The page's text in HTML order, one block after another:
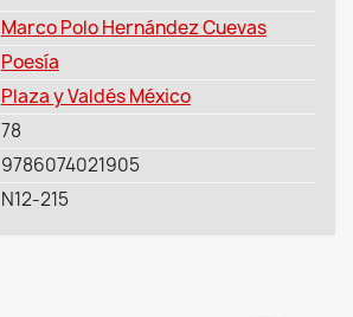
Marco Polo Hernández Cuevas
Poesía
Plaza y Valdés México
78
9786074021905
N12-215